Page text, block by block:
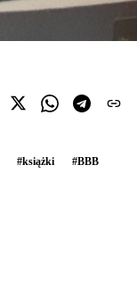
#książki #BBB